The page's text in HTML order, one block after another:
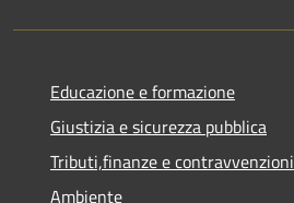
Educazione e formazione
Giustizia e sicurezza pubblica
Tributi,finanze e contravvenzioni
Ambiente